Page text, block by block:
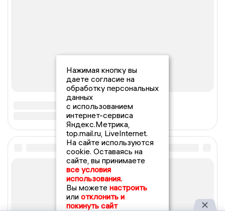
Нажимая кнопку вы
даете согласие на
обработку персональных
данных
с использованием
интернет-сервиса
Яндекс.Метрика,
top.mail.ru, LiveInternet.
На сайте используются
cookie. Оставаясь на
сайте, вы принимаете
все условия
использования.
Вы можете настроить
или отклонить и
покинуть сайт